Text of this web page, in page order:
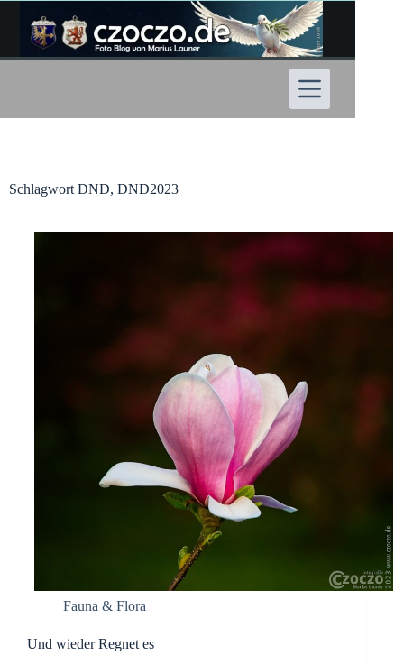
Inhalt
springen
Schlagwort DND, DND2023
Fauna & Flora
Und wieder Regnet es